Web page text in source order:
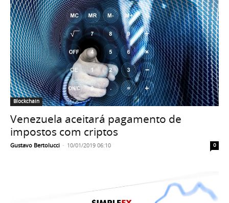
Blockchain
Venezuela aceitará pagamento de
impostos com criptos
Gustavo Bertolucci - 10/01/2019 06:10 0